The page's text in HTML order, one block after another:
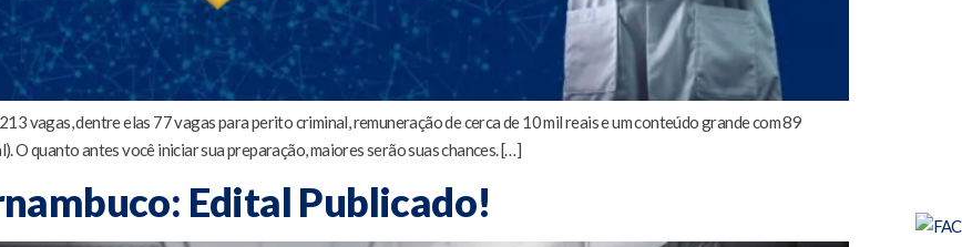
vagas, dentre elas 77 vagas para perito criminal, remuneração de cerca de 10 mil reais e um conteúdo grande com 89
O quanto antes você iniciar sua preparação, maiores serão suas chances. […]
Edital Publicado!